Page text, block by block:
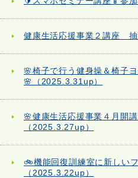
健康生活応援事業２講座 抽
🌸椅子で行う健身操＆椅子
🌸（2025.3.31up）
🌸健康生活応援事業４月開
（2025.3.27up）
🚲機能回復訓練室に新しい
（2025.3.22up）